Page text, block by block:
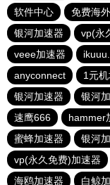
软件中心
免费海
银河加速器
vp(永
veee加速器
anyconnect
1元
银河加速器
银河
速鹰666
hammer
蜜蜂加速器
银河
vp(永久免费)加速器
海鸥加速器
白鲸